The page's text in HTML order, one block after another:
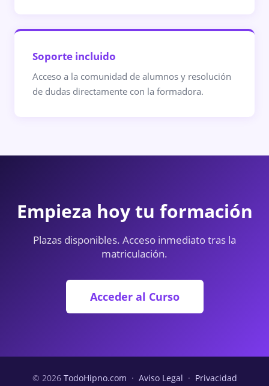
Soporte incluido
Acceso a la comunidad de alumnos y resolución
de dudas directamente con la formadora.
Empieza hoy tu formación
Plazas disponibles. Acceso inmediato tras la
matriculación.
Acceder al Curso
© 2026 TodoHipno.com · Aviso Legal · Privacidad